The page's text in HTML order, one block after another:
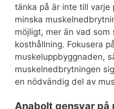
tänka på är inte till
minska
möjligt, mer än vad som
kosthållning. Fokusera
muskeluppbyggnaden,
muskelnedbrytningen
en nödvändig del av
Anabolt gensvar på